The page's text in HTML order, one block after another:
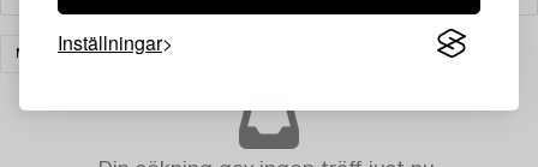
Inställningar
MÖBLER OCH KONSTHANTVERK